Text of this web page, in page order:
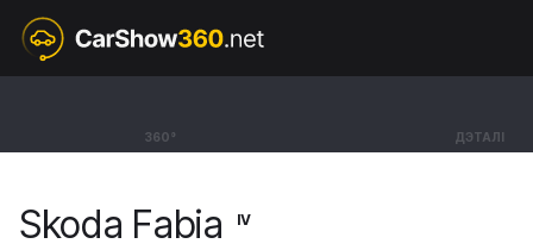
360° ДЭТАЛІ
Skoda Fabia
Skoda Fabia IV